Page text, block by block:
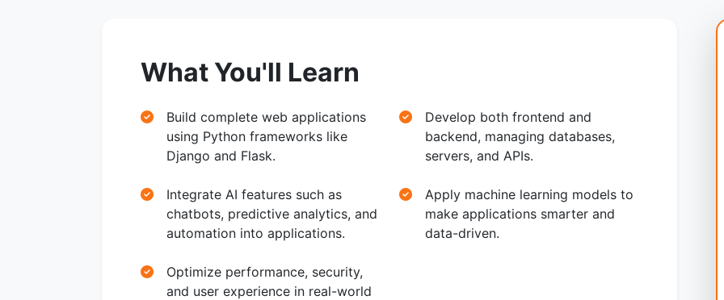
What You'll Learn
Build complete web applications
using Python frameworks like
Django and Flask.
Develop both frontend and
backend, managing databases,
servers, and APIs.
Integrate AI features such as
chatbots, predictive analytics, and
automation into applications.
Apply machine learning models to
make applications smarter and
data-driven.
Optimize performance, security,
and user experience in real-world